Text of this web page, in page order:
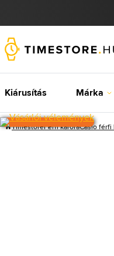
Kiárusítás Márka
TimestoreFérfi karóraCasio férfi